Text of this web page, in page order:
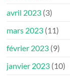
avril 2023 (3)
mars 2023 (11)
février 2023 (9)
janvier 2023 (10)